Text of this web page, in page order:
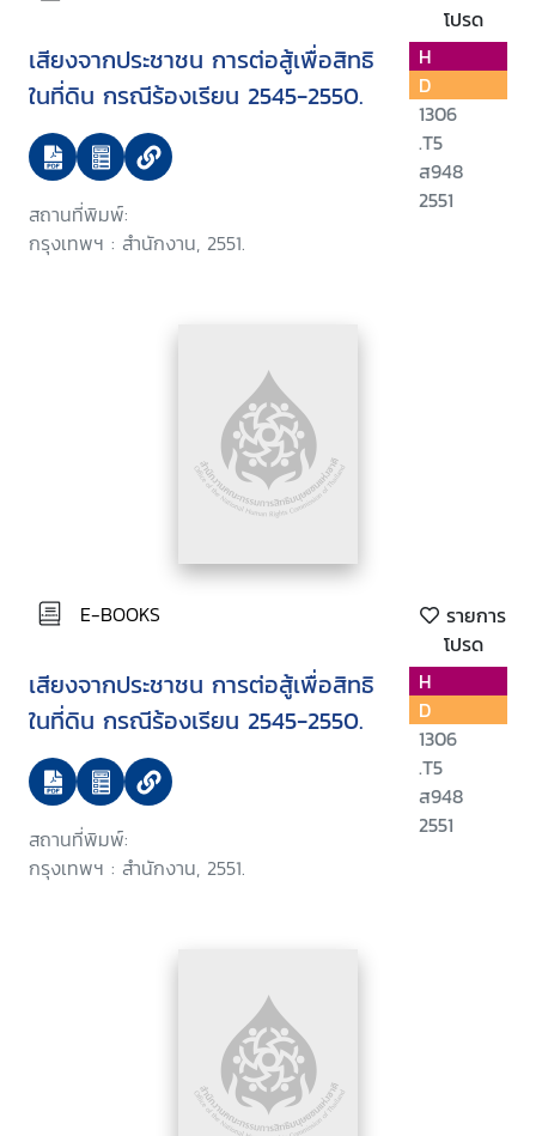
โปรด
เสียงจากประชาชน การต่อสู้เพื่อสิทธิ
ในที่ดิน กรณีร้องเรียน 2545-2550.
สถานที่พิมพ์:
กรุงเทพฯ : สำนักงาน, 2551.
H
D
1306
.T5
ส948
2551
E-BOOKS
รายการ
โปรด
เสียงจากประชาชน การต่อสู้เพื่อสิทธิ
ในที่ดิน กรณีร้องเรียน 2545-2550.
สถานที่พิมพ์:
กรุงเทพฯ : สำนักงาน, 2551.
H
D
1306
.T5
ส948
2551